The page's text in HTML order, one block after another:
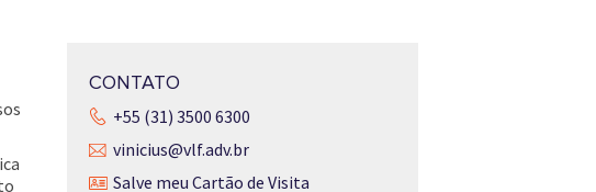
CONTATO
+55 (31) 3500 6300
vinicius@vlf.adv.br
Salve meu Cartão de Visita